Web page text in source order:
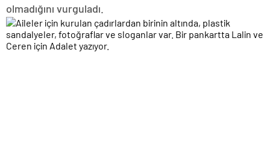
olmadığını vurguladı.